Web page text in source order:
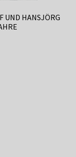
UND HANSJÖRG